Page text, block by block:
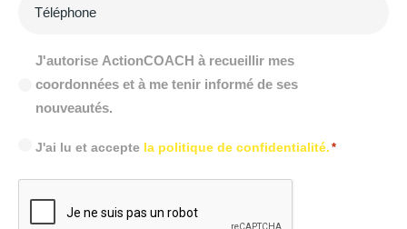
Newsletter
J'autorise ActionCOACH à recueillir mes
coordonnées et à me tenir informé de ses
nouveautés.
Consentment
J'ai lu et accepte la politique de confidentialité. *